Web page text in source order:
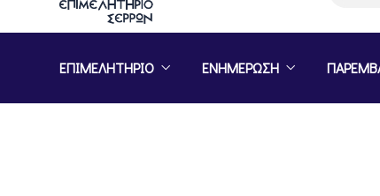
ΕΠΙΜΕΛΗΤΗΡΙΟ ΕΝΗΜΕΡΩΣΗ